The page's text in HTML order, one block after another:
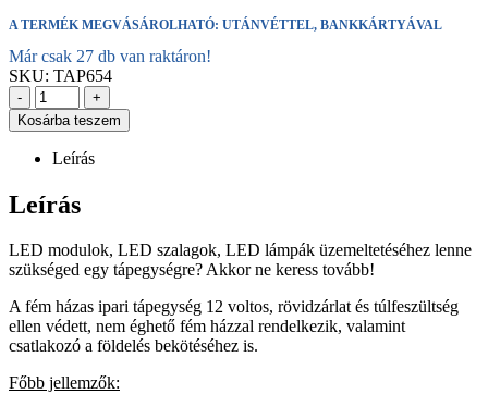
A TERMÉK MEGVÁSÁROLHATÓ: UTÁNVÉTTEL, BANKKÁRTYÁVAL
Már csak 27 db van raktáron!
SKU: TAP654
-
+
Kosárba teszem
Leírás
Leírás
LED modulok, LED szalagok, LED lámpák üzemeltetéséhez lenne
szükséged egy tápegységre? Akkor ne keress tovább!
A fém házas ipari tápegység 12 voltos, rövidzárlat és túlfeszültség
ellen védett, nem éghető fém házzal rendelkezik, valamint
csatlakozó a földelés bekötéséhez is.
Főbb jellemzők: